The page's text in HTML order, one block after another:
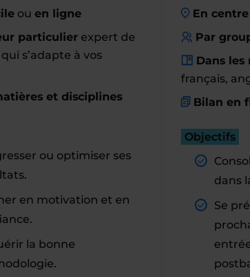
ou en ligne
particulier expert de
s’adapte à vos
et disciplines
ou optimiser ses
en motivation et en
la bonne
En centre
Par
Dans les
français,
Bilan en
Objectifs
dans
Se